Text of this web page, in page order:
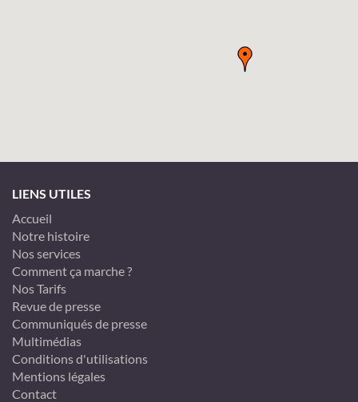
LIENS UTILES
Accueil
Notre histoire
Nos services
Comment ça marche ?
Nos Tarifs
Revue de presse
Communiqués de presse
Multimédias
Conditions d'utilisations
Mentions légales
Contact